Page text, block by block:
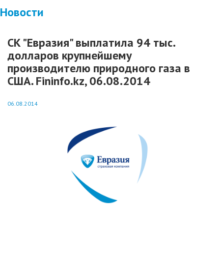
Новости
СК "Евразия" выплатила 94 тыс.
долларов крупнейшему
производителю природного газа в
США. Fininfo.kz, 06.08.2014
06.08.2014